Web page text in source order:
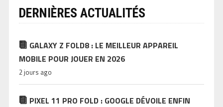
DERNIÈRES ACTUALITÉS
GALAXY Z FOLD8 : LE MEILLEUR APPAREIL
MOBILE POUR JOUER EN 2026
2 jours ago
PIXEL 11 PRO FOLD : GOOGLE DÉVOILE ENFIN